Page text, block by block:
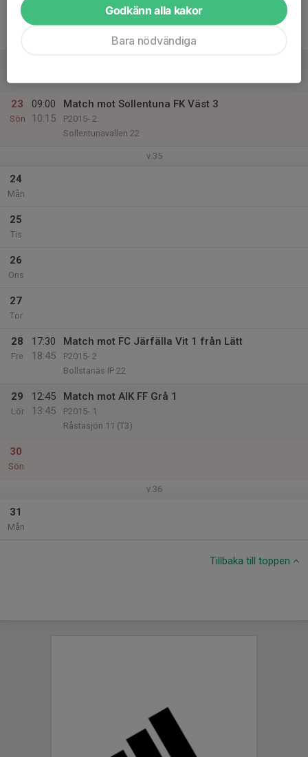
21
21:00
Match mot Erikslunds KF Svart
P2015- 1
Bollstanäs IP 22
23
Sön
09:00
10:15
Match mot Sollentuna FK Väst 3
P2015- 2
Sollentunavallen 22
v.35
24
Mån
25
Tis
26
Ons
27
Tor
28
Fre
17:30
18:45
Match mot FC Järfälla Vit 1 från Lätt
P2015- 2
Bollstanäs IP 22
29
Lör
12:45
13:45
Match mot AIK FF Grå 1
P2015- 1
Råstasjön 11 (T3)
30
Sön
v.36
31
Mån
Tillbaka till toppen
Godkänn alla kakor
Bara nödvändiga